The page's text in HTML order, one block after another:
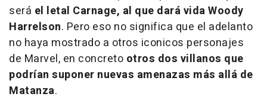
será el letal Carnage, al que dará vida Woody
Harrelson. Pero eso no significa que el adelanto
no haya mostrado a otros iconicos personajes
de Marvel, en concreto otros dos villanos que
podrían suponer nuevas amenazas más allá de
Matanza.